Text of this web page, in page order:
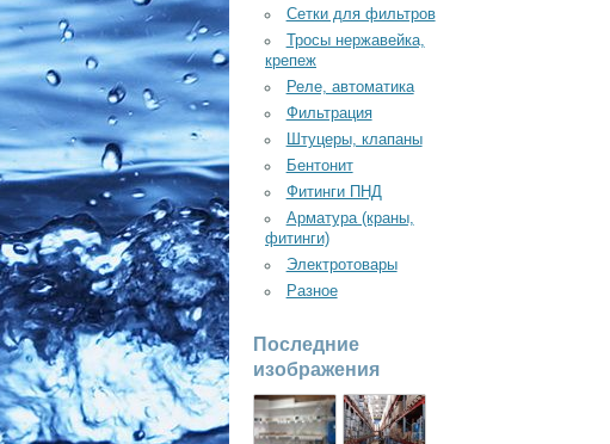
Сетки для фильтров
Тросы нержавейка,
крепеж
Реле, автоматика
Фильтрация
Штуцеры, клапаны
Бентонит
Фитинги ПНД
Арматура (краны,
фитинги)
Электротовары
Разное
Последние
изображения